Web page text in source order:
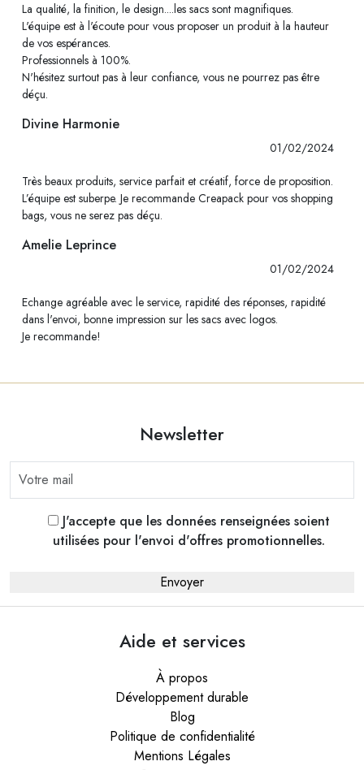
La qualité, la finition, le design....les sacs sont magnifiques.
L'équipe est à l'écoute pour vous proposer un produit à la hauteur
de vos espérances.
Professionnels à 100%.
N'hésitez surtout pas à leur confiance, vous ne pourrez pas être
déçu.
Divine Harmonie
01/02/2024
Très beaux produits, service parfait et créatif, force de proposition.
L’équipe est suberpe. Je recommande Creapack pour vos shopping
bags, vous ne serez pas déçu.
Amelie Leprince
01/02/2024
Echange agréable avec le service, rapidité des réponses, rapidité
dans l'envoi, bonne impression sur les sacs avec logos.
Je recommande!
Aide et services
À propos
Développement durable
Blog
Politique de confidentialité
Mentions Légales
Newsletter
J'accepte que les données renseignées soient
utilisées pour l'envoi d'offres promotionnelles.